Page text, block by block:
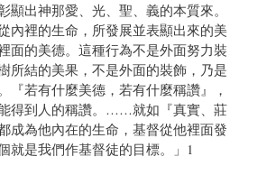
出神那愛、光、聖、義的本質來。
內裡的生命，所發展並表顯出來的美
面的美德。這種行為不是外面努力裝
所結的美果，不是外面的裝飾，乃是
若有什麼美德，若有什麼稱讚』，
得到人的稱讚。……就如『真實、莊
成為他內在的生命，基督從他裡面發
就是我們作基督徒的目標。」1